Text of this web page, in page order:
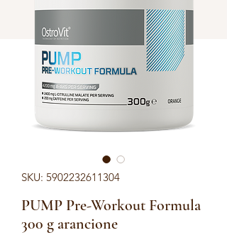
SKU: 5902232611304
PUMP Pre-Workout Formula
300 g arancione